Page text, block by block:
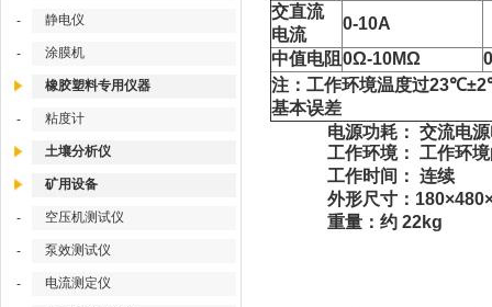
- 静电仪
- 涂膜机
橡胶塑料专用仪器
- 粘度计
土壤分析仪
矿用设备
- 空压机测试仪
- 泵效测试仪
- 电流测定仪
交直流
电流
0-10A
中值电阻 0Ω-10MΩ
注：工作环境温度过
基本误差
电源功耗： 交流电源电
工作环境： 工作环境
工作时间： 连续
外形尺寸：
重量：约 22kg